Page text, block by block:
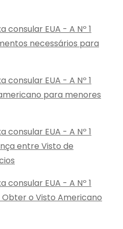
consular EUA - A Nº 1
necessários para
consular EUA - A Nº 1
para menores
consular EUA - A Nº 1
entre Visto de
consular EUA - A Nº 1
o Visto Americano